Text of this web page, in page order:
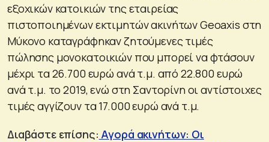
εξοχικών κατοικιών της εταιρείας
πιστοποιημένων εκτιμητών ακινήτων Geoaxis στη
Μύκονο καταγράφηκαν ζητούμενες τιμές
πώλησης μονοκατοικιών που μπορεί να φτάσουν
μέχρι τα 26.700 ευρώ ανά τ.μ. από 22.800 ευρώ
ανά τ.μ. το 2019, ενώ στη Σαντορίνη οι αντίστοιχες
τιμές αγγίζουν τα 17.000 ευρώ ανά τ.μ.
Διαβάστε επίσης: Αγορά ακινήτων: Οι